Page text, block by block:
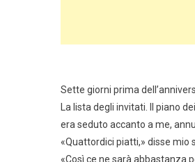
Sette giorni prima
La lista degli invitati. Il piano
era seduto accanto a me,
«Quattordici piatti,» disse mio
«Così ce ne sarà abbastanza